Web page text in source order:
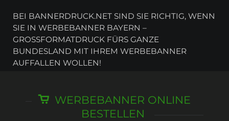
BEI BANNERDRUCK.NET SIND SIE RICHTIG, WENN
SIE IN WERBEBANNER BAYERN –
GROSSFORMATDRUCK FÜRS GANZE B
UNDESLAND MIT IHREM WERBEBANNER A
UFFALLEN WOLLEN!
WERBEBANNER ONLINE
BESTELLEN